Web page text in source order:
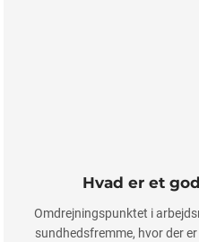
Hvad er et
Omdrejningspunktet i
sundhedsfremme, hvor der